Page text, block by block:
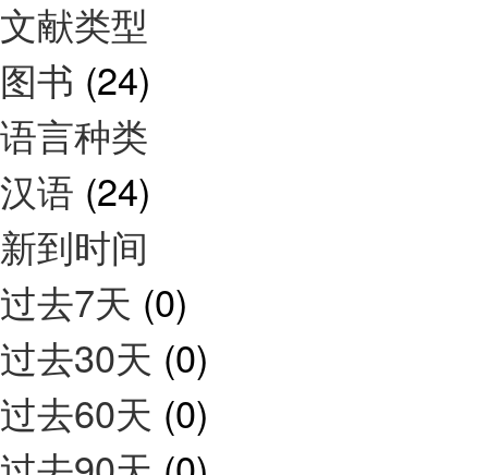
文献类型
图书 (24)
语言种类
汉语 (24)
新到时间
过去7天 (0)
过去30天 (0)
过去60天 (0)